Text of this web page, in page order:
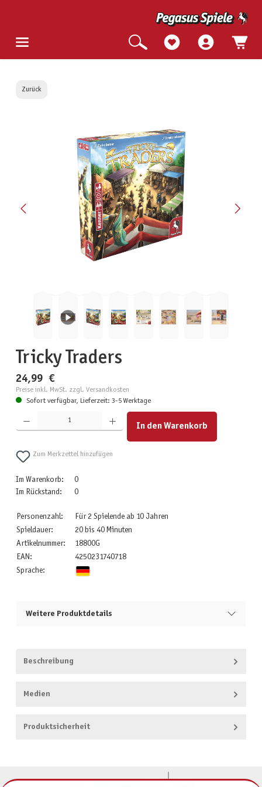
Zurück
Bildergalerie überspringen
Tricky Traders
24,99 €
Preise inkl. MwSt. zzgl. Versandkosten
Sofort verfügbar, Lieferzeit: 3-5 Werktage
Produkt Anzahl: Gib den gewünschten Wert ein oder benutze die Schaltflächen um die Anzahl zu
In den Warenkorb
Zum Merkzettel hinzufügen
Im Warenkorb:
0
Im Rückstand:
0
Personenzahl:
Für 2 Spielende ab 10 Jahren
Spieldauer:
20 bis 40 Minuten
Artikelnummer:
18800G
EAN:
4250231740718
Sprache:
Weitere Produktdetails
Beschreibung
Medien
Produktsicherheit